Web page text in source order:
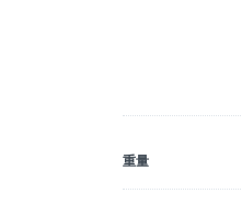
重量